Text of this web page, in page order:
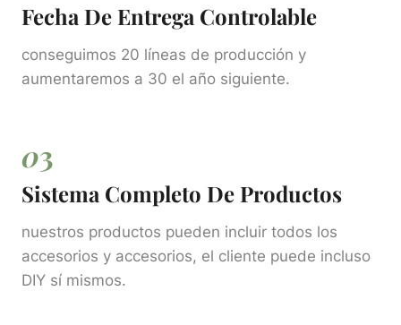
Fecha De Entrega Controlable
conseguimos 20 líneas de producción y
aumentaremos a 30 el año siguiente.
03
Sistema Completo De Productos
nuestros productos pueden incluir todos los
accesorios y accesorios, el cliente puede incluso
DIY sí mismos.